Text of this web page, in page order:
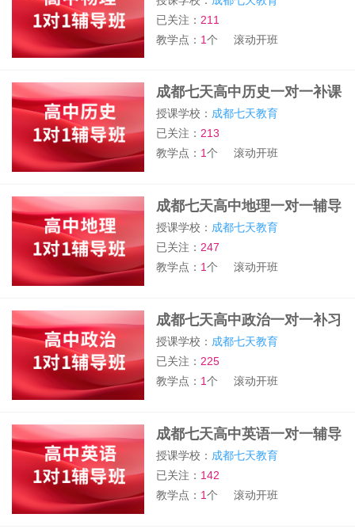
已关注： 211
教学点： 1个 滚动开班
成都七天高中历史一对一补课
班
授课学校： 成都七天教育
已关注：213
教学点： 1个 滚动开班
成都七天高中地理一对一辅导
班
授课学校： 成都七天教育
已关注：247
教学点： 1个 滚动开班
成都七天高中政治一对一补习
班
授课学校： 成都七天教育
已关注： 225
教学点： 1个 滚动开班
成都七天高中英语一对一辅导
班
授课学校： 成都七天教育
已关注： 142
教学点： 1个 滚动开班